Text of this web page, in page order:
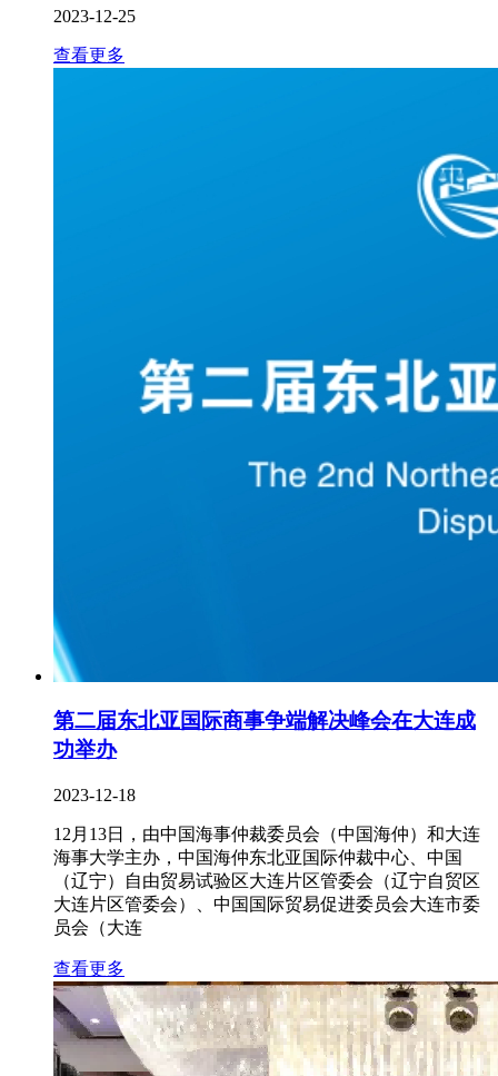
2023-12-25
查看更多
第二届东北亚国际商事争端解决峰会在大连成
功举办
2023-12-18
12月13日，由中国海事仲裁委员会（中国海仲）和大连
海事大学主办，中国海仲东北亚国际仲裁中心、中国
（辽宁）自由贸易试验区大连片区管委会（辽宁自贸区
大连片区管委会）、中国国际贸易促进委员会大连市委
员会（大连
查看更多